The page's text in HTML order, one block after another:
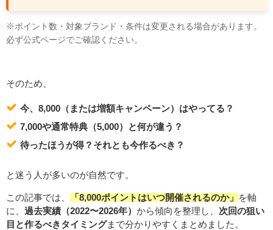
※ポイント数・対象ブランド・条件は変更される場合があります。
必ず公式ページでご確認ください。
そのため、
今、8,000（または増額キャンペーン）はやってる？
7,000や通常特典（5,000）と何が違う？
待ったほうが得？それとも今作るべき？
と迷う人が多いのが自然です。
この記事では、 「8,000ポイントはいつ開催されるのか」
を軸
に、 過去実績（2022〜2026年） から傾向を整理し、 次回の狙い
目と作るべきタイミングまで分かりやすくまとめました。